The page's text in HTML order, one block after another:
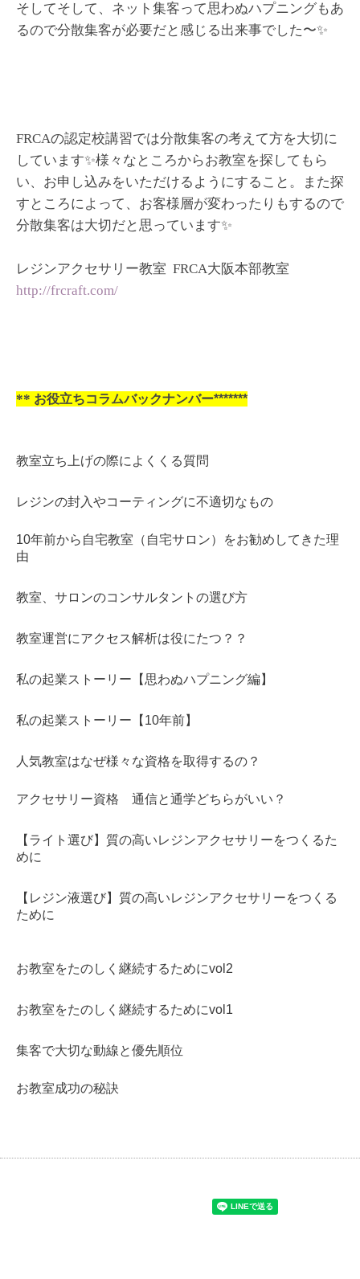
そしてそして、ネット集客って思わぬハプニングもあ
るので分散集客が必要だと感じる出来事でした〜✨
FRCAの認定校講習では分散集客の考えて方を大切に
しています✨様々なところからお教室を探してもら
い、お申し込みをいただけるようにすること。また探
すところによって、お客様層が変わったりもするので
分散集客は大切だと思っています✨
レジンアクセサリー教室 FRCA大阪本部教室
http://frcraft.com/
** お役立ちコラムバックナンバー*******
教室立ち上げの際によくくる質問
レジンの封入やコーティングに不適切なもの
10年前から自宅教室（自宅サロン）をお勧めしてきた理
由
教室、サロンのコンサルタントの選び方
教室運営にアクセス解析は役にたつ？？
私の起業ストーリー【思わぬハプニング編】
私の起業ストーリー【10年前】
人気教室はなぜ様々な資格を取得するの？
アクセサリー資格 通信と通学どちらがいい？
【ライト選び】質の高いレジンアクセサリーをつくるた
めに
【レジン液選び】質の高いレジンアクセサリーをつくる
ために
お教室をたのしく継続するためにvol2
お教室をたのしく継続するためにvol1
集客で大切な動線と優先順位
お教室成功の秘訣